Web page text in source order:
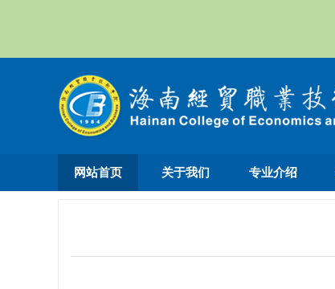
网站首页 关于我们 专业介绍